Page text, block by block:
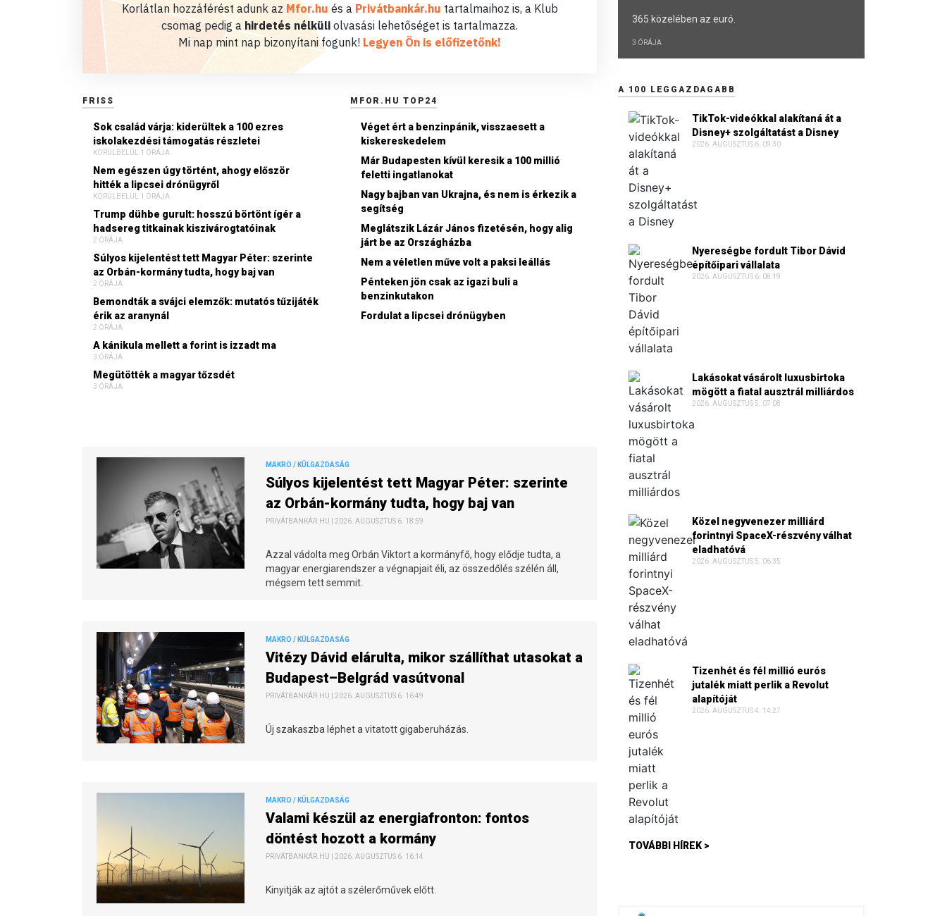
Korlátlan hozzáférést adunk az Mfor.hu és a Privátbankár.hu tartalmaihoz is, a Klub
csomag pedig a hirdetés nélküli olvasási lehetőséget is tartalmazza.
Mi nap mint nap bizonyítani fogunk! Legyen Ön is előfizetőnk!
FRISS
Sok család várja: kiderültek a 100 ezres
iskolakezdési támogatás részletei
KÖRÜLBELÜL 1 ÓRÁJA
Nem egészen úgy történt, ahogy először
hitték a lipcsei drónügyről
KÖRÜLBELÜL 1 ÓRÁJA
Trump dühbe gurult: hosszú börtönt ígér a
hadsereg titkainak kiszivárogtatóinak
2 ÓRÁJA
Súlyos kijelentést tett Magyar Péter: szerinte
az Orbán-kormány tudta, hogy baj van
2 ÓRÁJA
Bemondták a svájci elemzők: mutatós tűzijáték
érik az aranynál
2 ÓRÁJA
A kánikula mellett a forint is izzadt ma
3 ÓRÁJA
Megütötték a magyar tőzsdét
3 ÓRÁJA
MFOR.HU TOP24
Véget ért a benzinpánik, visszaesett a
kiskereskedelem
Már Budapesten kívül keresik a 100 millió
feletti ingatlanokat
Nagy bajban van Ukrajna, és nem is érkezik a
segítség
Meglátszik Lázár János fizetésén, hogy alig
járt be az Országházba
Nem a véletlen műve volt a paksi leállás
Pénteken jön csak az igazi buli a
benzinkutakon
Fordulat a lipcsei drónügyben
MAKRO / KÜLGAZDASÁG
Súlyos kijelentést tett Magyar Péter: szerinte
az Orbán-kormány tudta, hogy baj van
PRIVÁTBANKÁR.HU | 2026. AUGUSZTUS 6. 18:59
Azzal vádolta meg Orbán Viktort a kormányfő, hogy elődje tudta, a
magyar energiarendszer a végnapjait éli, az összedőlés szélén áll,
mégsem tett semmit.
MAKRO / KÜLGAZDASÁG
Vitézy Dávid elárulta, mikor szállíthat utasokat a
Budapest–Belgrád vasútvonal
PRIVÁTBANKÁR.HU | 2026. AUGUSZTUS 6. 16:49
Új szakaszba léphet a vitatott gigaberuházás.
MAKRO / KÜLGAZDASÁG
Valami készül az energiafronton: fontos
döntést hozott a kormány
PRIVÁTBANKÁR.HU | 2026. AUGUSZTUS 6. 16:14
Kinyitják az ajtót a szélerőművek előtt.
365 közelében az euró.
3 ÓRÁJA
A 100 LEGGAZDAGABB
TikTok-videókkal alakítaná át a
Disney+ szolgáltatást a Disney
2026. AUGUSZTUS 6. 09:30
Nyereségbe fordult Tibor Dávid
építőipari vállalata
2026. AUGUSZTUS 6. 08:19
Lakásokat vásárolt luxusbirtoka
mögött a fiatal ausztrál milliárdos
2026. AUGUSZTUS 5. 07:08
Közel negyvenezer milliárd
forintnyi SpaceX-részvény válhat
eladhatóvá
2026. AUGUSZTUS 5. 06:35
Tizenhét és fél millió eurós
jutalék miatt perlik a Revolut
alapítóját
2026. AUGUSZTUS 4. 14:27
TOVÁBBI HÍREK >